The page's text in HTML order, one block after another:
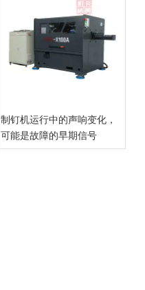
制钉机运行中的声响变化，
可能是故障的早期信号